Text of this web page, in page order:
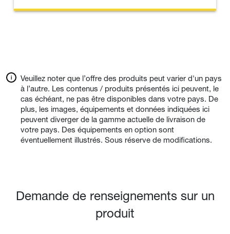
Veuillez noter que l’offre des produits peut varier d'un pays
à l’autre. Les contenus / produits présentés ici peuvent, le
cas échéant, ne pas être disponibles dans votre pays. De
plus, les images, équipements et données indiquées ici
peuvent diverger de la gamme actuelle de livraison de
votre pays. Des équipements en option sont
éventuellement illustrés. Sous réserve de modifications.
Demande de renseignements sur un
produit